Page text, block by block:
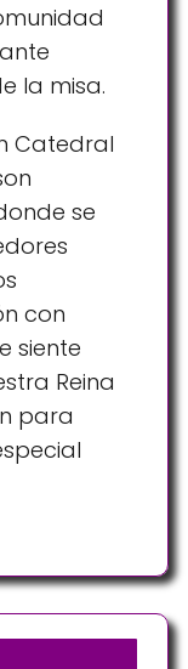
la misa.
Catedral
se
con
siente
Reina
para